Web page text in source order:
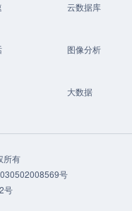
云数据库
图像分析
大数据
所有
号
号